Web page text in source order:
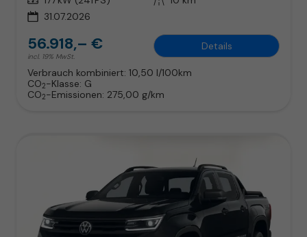
31.07.2026
56.918,– €
incl. 19% MwSt.
Details
Verbrauch kombiniert: 10,50 l/100km
CO2-Klasse: G
CO2-Emissionen: 275,00 g/km